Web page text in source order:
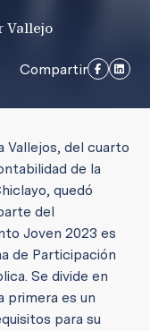
Vallejo
Compartir
Vallejos, del cuarto
de la
quedó
del
Joven 2023 es
de Participación
Se divide en
primera es un
para su